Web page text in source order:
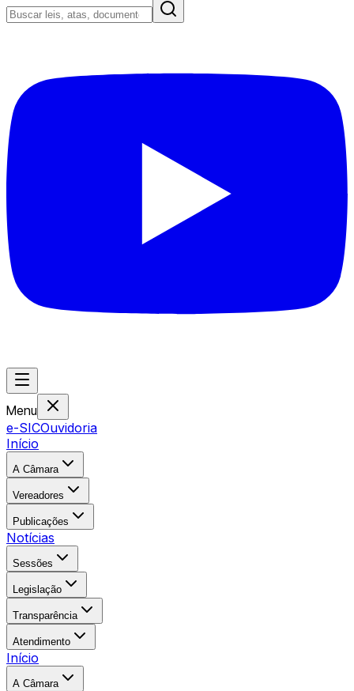
Menu
e-SICOuvidoria
Início
A Câmara
Vereadores
Publicações
Notícias
Sessões
Legislação
Transparência
Atendimento
Início
A Câmara